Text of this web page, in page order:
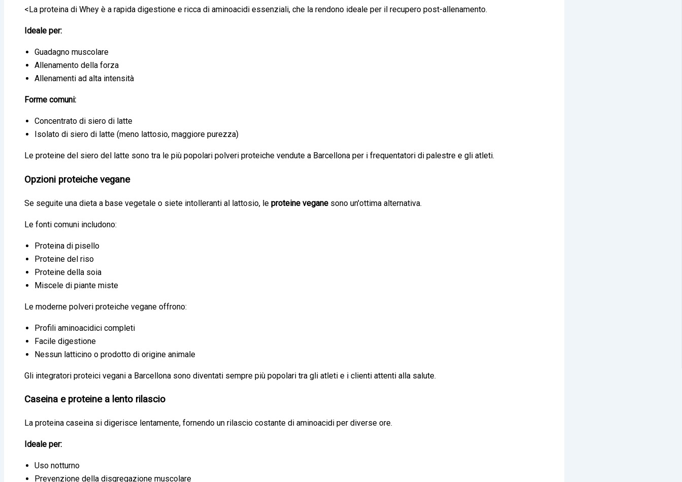
<La proteina di Whey è a rapida digestione e ricca di aminoacidi essenziali, che la rendono ideale per il recupero post-allenamento.
Ideale per:
Guadagno muscolare
Allenamento della forza
Allenamenti ad alta intensità
Forme comuni:
Concentrato di siero di latte
Isolato di siero di latte (meno lattosio, maggiore purezza)
Le proteine del siero del latte sono tra le più popolari polveri proteiche vendute a Barcellona per i frequentatori di palestre e gli atleti.
Opzioni proteiche vegane
Se seguite una dieta a base vegetale o siete intolleranti al lattosio, le proteine vegane sono un'ottima alternativa.
Le fonti comuni includono:
Proteina di pisello
Proteine del riso
Proteine della soia
Miscele di piante miste
Le moderne polveri proteiche vegane offrono:
Profili aminoacidici completi
Facile digestione
Nessun latticino o prodotto di origine animale
Gli integratori proteici vegani a Barcellona sono diventati sempre più popolari tra gli atleti e i clienti attenti alla salute.
Caseina e proteine a lento rilascio
La proteina caseina si digerisce lentamente, fornendo un rilascio costante di aminoacidi per diverse ore.
Ideale per:
Uso notturno
Prevenzione della disgregazione muscolare